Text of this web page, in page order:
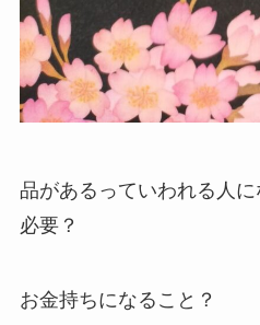
品があるっていわれる人
必要？
お金持ちになること？